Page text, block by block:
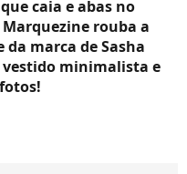
caia e abas no
rouba a
da marca de Sasha
vestido minimalista e